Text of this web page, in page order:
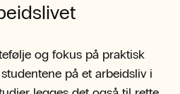
og fokus på praktisk
på et arbeidsliv i